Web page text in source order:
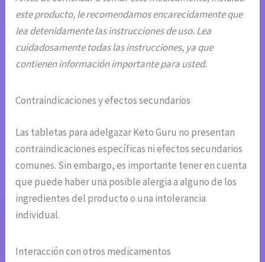
este producto, le recomendamos encarecidamente que
lea detenidamente las instrucciones de uso. Lea
cuidadosamente todas las instrucciones, ya que
contienen información importante para usted.
Contraindicaciones y efectos secundarios
Las tabletas para adelgazar Keto Guru no presentan
contraindicaciones específicas ni efectos secundarios
comunes. Sin embargo, es importante tener en cuenta
que puede haber una posible alergia a alguno de los
ingredientes del producto o una intolerancia
individual.
Interacción con otros medicamentos